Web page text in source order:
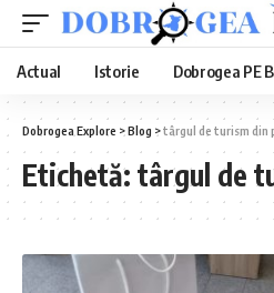
Actual Istorie Dobrogea PE
Dobrogea Explore >Blog >târgul de turism din
Etichetă: târgul de